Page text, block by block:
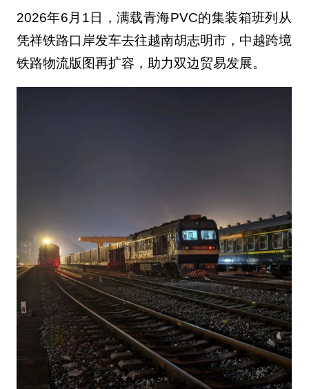
2026年6月1日，满载青海PVC的集装箱班列从
凭祥铁路口岸发车去往越南胡志明市，中越跨境
铁路物流版图再扩容，助力双边贸易发展。